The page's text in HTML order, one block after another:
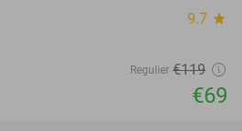
9.7 star
Regulier €119
€69